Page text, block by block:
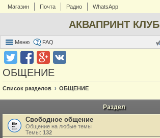
Магазин Почта Радио WhatsApp
АКВАПРИНТ КЛУБ
Меню FAQ
ОБЩЕНИЕ
Список разделов ОБЩЕНИЕ
Раздел
Свободное общение
Общение на любые темы
Темы: 132